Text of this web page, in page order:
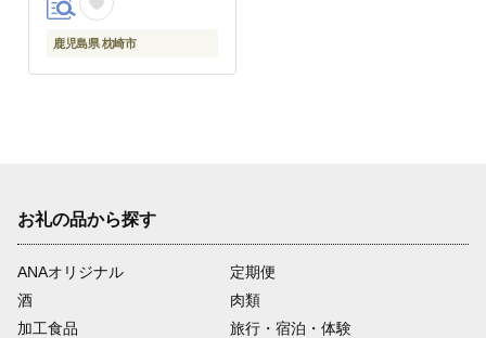
鹿児島県 枕崎市
お礼の品から探す
ANAオリジナル
定期便
酒
肉類
加工食品
旅行・宿泊・体験